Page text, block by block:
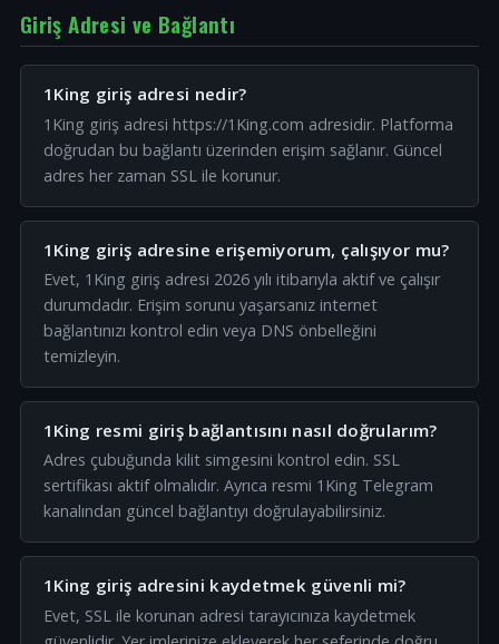
Giriş Adresi ve Bağlantı
1King giriş adresi nedir?
1King giriş adresi https://1King.com adresidir. Platforma
doğrudan bu bağlantı üzerinden erişim sağlanır. Güncel
adres her zaman SSL ile korunur.
1King giriş adresine erişemiyorum, çalışıyor mu?
Evet, 1King giriş adresi 2026 yılı itibarıyla aktif ve çalışır
durumdadır. Erişim sorunu yaşarsanız internet
bağlantınızı kontrol edin veya DNS önbelleğini
temizleyin.
1King resmi giriş bağlantısını nasıl doğrularım?
Adres çubuğunda kilit simgesini kontrol edin. SSL
sertifikası aktif olmalıdır. Ayrıca resmi 1King Telegram
kanalından güncel bağlantıyı doğrulayabilirsiniz.
1King giriş adresini kaydetmek güvenli mi?
Evet, SSL ile korunan adresi tarayıcınıza kaydetmek